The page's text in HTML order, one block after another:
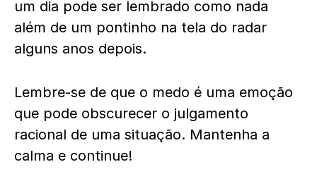
um dia pode ser lembrado como nada
além de um pontinho na tela do radar
alguns anos depois.
Lembre-se de que o medo é uma emoção
que pode obscurecer o julgamento
racional de uma situação. Mantenha a
calma e continue!